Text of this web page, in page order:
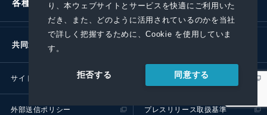
り、本ウェブサイトとサービスを快適にご利用いた
だき、また、どのように活用されているのかを当社
で詳しく把握するために、Cookie を使用していま
す。
拒否する 同意する
各種お問い合わせ
共同通信社グループ
サイトポリシー プライバシーポリシー
外部送信ポリシー プレスリリース取扱基準